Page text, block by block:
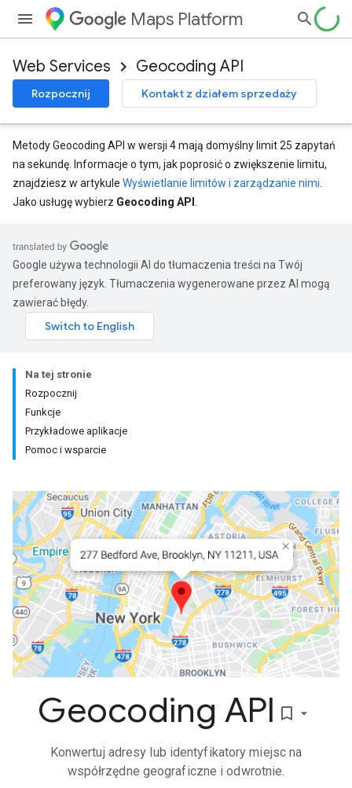
Maps Platform
Web Services Geocoding API
Rozpocznij Kontakt z działem sprzedaży
Metody Geocoding API w wersji 4 mają domyślny limit 25 zapytań
na sekundę. Informacje o tym, jak poprosić o zwiększenie limitu,
znajdziesz w artykule Wyświetlanie limitów i zarządzanie nimi
Jako usługę wybierz Geocoding API
Google używa technologii AI do tłumaczenia treści na Twój
preferowany język. Tłumaczenia wygenerowane przez AI mogą
zawierać błędy.
Na tej stronie
Rozpocznij
Funkcje
Przykładowe aplikacje
Pomoc i wsparcie
Geocoding API bookmark_border
Konwertuj adresy lub identyfikatory miejsc na
współrzędne geograficzne i odwrotnie.